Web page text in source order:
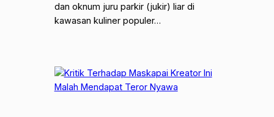
dan oknum juru parkir (jukir) liar di
kawasan kuliner populer…